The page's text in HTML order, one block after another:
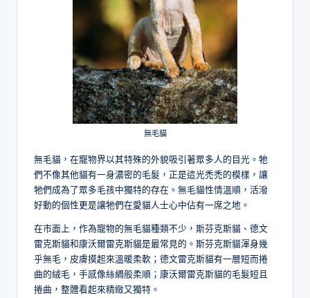
無毛貓
無毛貓，在寵物界以其特殊的外貌吸引著眾多人的目光。牠
們不像其他貓有一身濃密的毛髮，正是這光禿禿的模樣，讓
牠們成為了眾多毛孩中獨特的存在。無毛貓性情溫順，活潑
好動的個性更是讓牠們在愛貓人士心中佔有一席之地。
在市面上，作為寵物的無毛貓種類不少，斯芬克斯貓、德文
雷克斯貓和康沃爾雷克斯貓是最常見的。斯芬克斯貓渾身幾
乎無毛，皮膚摸起來溫暖柔軟；德文雷克斯貓有一層短而捲
曲的絨毛，手感像絲綢般柔順；康沃爾雷克斯貓的毛髮短且
捲曲，整體看起來精緻又獨特。